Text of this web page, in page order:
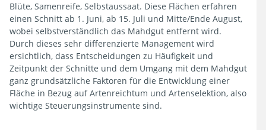
Blüte, Samenreife, Selbstaussaat. Diese Flächen erfahren
einen Schnitt ab 1. Juni, ab 15. Juli und Mitte/Ende August,
wobei selbstverständlich das Mahdgut entfernt wird.
Durch dieses sehr differenzierte Management wird
ersichtlich, dass Entscheidungen zu Häufigkeit und
Zeitpunkt der Schnitte und dem Umgang mit dem Mahdgut
ganz grundsätzliche Faktoren für die Entwicklung einer
Fläche in Bezug auf Artenreichtum und Artenselektion, also
wichtige Steuerungsinstrumente sind.